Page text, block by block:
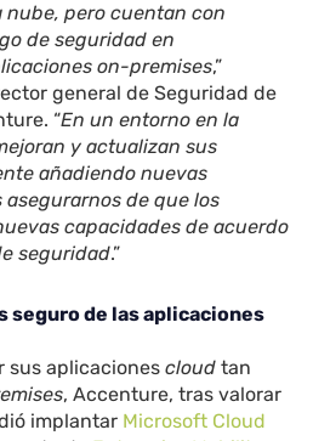
pero cuentan con
de seguridad en
on-premises,”
general de Seguridad de
“En un entorno en la
y actualizan sus
añadiendo nuevas
de que los
capacidades de acuerdo
seguridad.”
seguro de las aplicaciones
sus aplicacionescloud tan
, Accenture, tras valorar
implantar Microsoft Cloud